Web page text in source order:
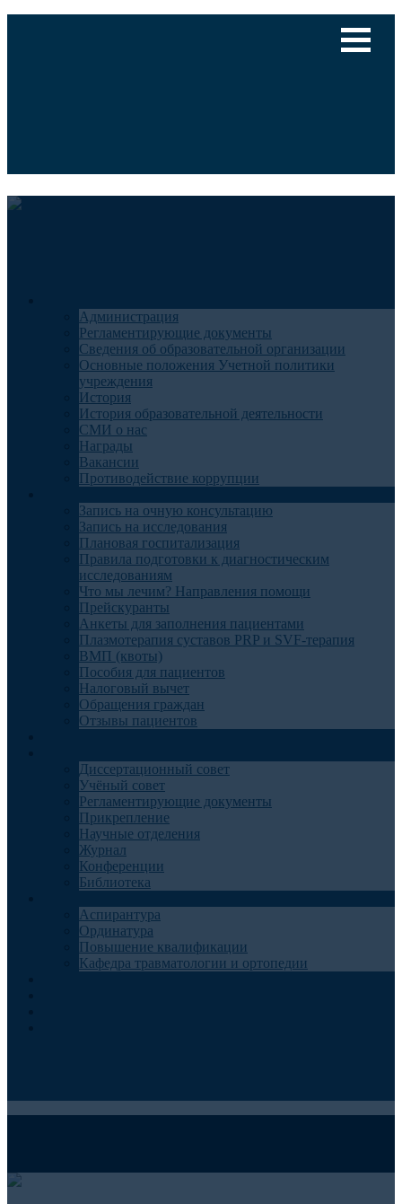
Администрация
Регламентирующие документы
Сведения об образовательной организации
Основные положения Учетной политики
учреждения
История
История образовательной деятельности
СМИ о нас
Награды
Вакансии
Противодействие коррупции
Запись на очную консультацию
Запись на исследования
Плановая госпитализация
Правила подготовки к диагностическим
исследованиям
Что мы лечим? Направления помощи
Прейскуранты
Анкеты для заполнения пациентами
Плазмотерапия суставов PRP и SVF-терапия
ВМП (квоты)
Пособия для пациентов
Налоговый вычет
Обращения граждан
Отзывы пациентов
Диссертационный совет
Учёный совет
Регламентирующие документы
Прикрепление
Научные отделения
Журнал
Конференции
Библиотека
Аспирантура
Ординатура
Повышение квалификации
Кафедра травматологии и ортопедии